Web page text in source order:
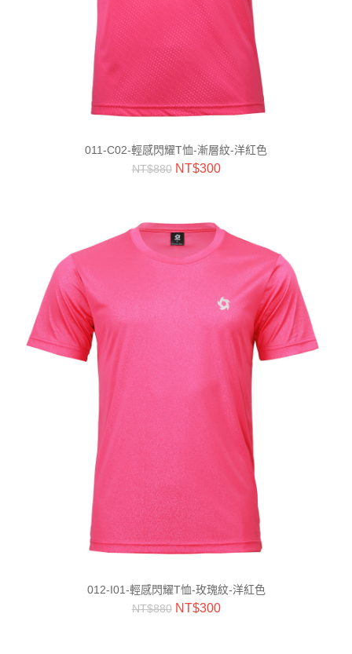
011-C02-輕感閃耀T恤-漸層紋-洋紅色
NT$880 NT$300
012-I01-輕感閃耀T恤-玫瑰紋-洋紅色
NT$880 NT$300